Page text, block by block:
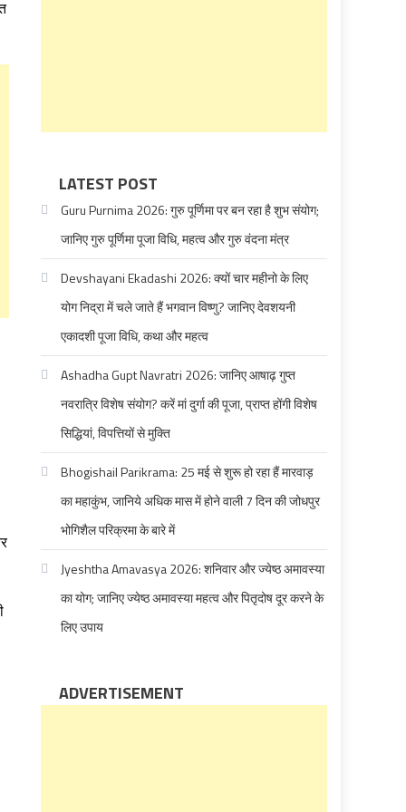
LATEST POST
Guru Purnima 2026: गुरु पूर्णिमा पर बन रहा है शुभ संयोग;
जानिए गुरु पूर्णिमा पूजा विधि, महत्व और गुरु वंदना मंत्र
Devshayani Ekadashi 2026: क्यों चार महीनो के लिए
योग निद्रा में चले जाते हैं भगवान विष्णु? जानिए देवशयनी
एकादशी पूजा विधि, कथा और महत्व
Ashadha Gupt Navratri 2026: जानिए आषाढ़ गुप्त
नवरात्रि विशेष संयोग? करें मां दुर्गा की पूजा, प्राप्त होंगी विशेष
सिद्धियां, विपत्तियों से मुक्ति
Bhogishail Parikrama: 25 मई से शुरू हो रहा हैं मारवाड़
का महाकुंभ, जानिये अधिक मास में होने वाली 7 दिन की जोधपुर
भोगिशैल परिक्रमा के बारे में
Jyeshtha Amavasya 2026: शनिवार और ज्येष्ठ अमावस्या
का योग; जानिए ज्येष्ठ अमावस्या महत्व और पितृदोष दूर करने के
लिए उपाय
ADVERTISEMENT